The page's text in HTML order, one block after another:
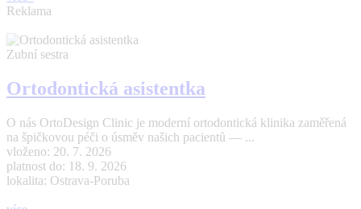
Reklama
Zubní sestra
Ortodontická asistentka
O nás OrtoDesign Clinic je moderní ortodontická klinika zaměřená
na špičkovou péči o úsměv našich pacientů — ...
vloženo: 20. 7. 2026
platnost do: 18. 9. 2026
lokalita: Ostrava-Poruba